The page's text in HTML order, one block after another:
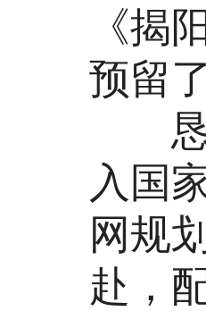
《揭
预留
恳
入国
网规
赴，